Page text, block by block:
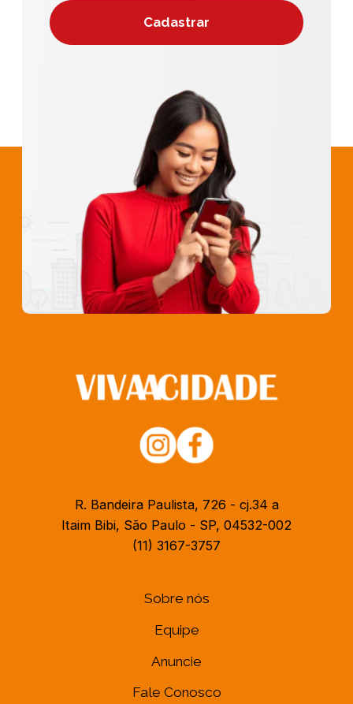
R. Bandeira Paulista, 726 - cj.34 a
Itaim Bibi, São Paulo - SP, 04532-002
(11) 3167-3757
Sobre nós
Equipe
Anuncie
Fale Conosco